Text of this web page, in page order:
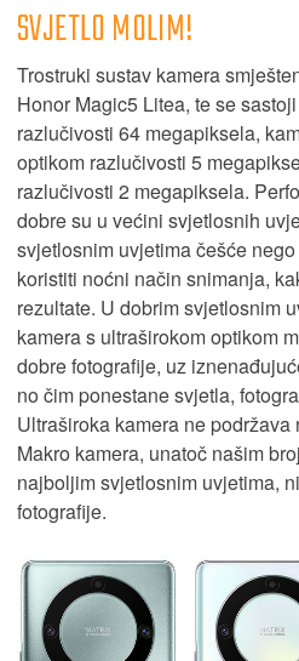
SVJETLO MOLIM!
Trostruki sustav kamera
Honor Magic5 Litea, te se
razlučivosti 64 megapiksela,
optikom razlučivosti 5
razlučivosti 2 megapiksela.
dobre su u većini svjetlosnih
svjetlosnim uvjetima češće
koristiti noćni način snimanja,
rezultate. U dobrim svjetlosnim
kamera s ultraširokom optikom
dobre fotografije, uz
no čim ponestane svjetla,
Ultraširoka kamera ne
Makro kamera, unatoč našim
najboljim svjetlosnim uvjetima,
fotografije.